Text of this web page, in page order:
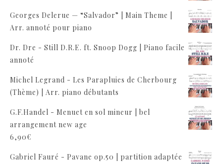
Georges Delerue — “Salvador” | Main Theme |
Arr. annoté pour piano
Dr. Dre - Still D.R.E. ft. Snoop Dogg | Piano facile
annoté
Michel Legrand - Les Parapluies de Cherbourg
(Thème) | Arr. piano débutants
G.F.Handel - Menuet en sol mineur | bel
arrangement new age
6,90€
Gabriel Fauré - Pavane op.50 | partition adaptée